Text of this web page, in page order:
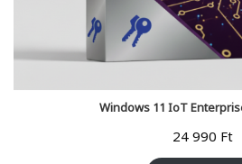
Windows 11 IoT
24 990 Ft